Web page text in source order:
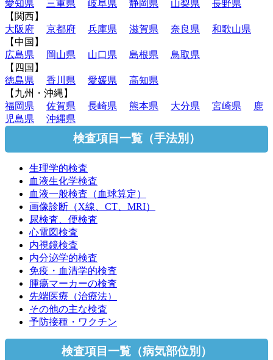
愛知県
三重県 岐阜県 静岡県 山梨県
長野県
【関西】
大阪府
京都府 兵庫県 滋賀県 奈良県
和歌山県
【中国】
広島県
岡山県 山口県 島根県
鳥取県
【四国】
徳島県
香川県 愛媛県
高知県
【九州・沖縄】
福岡県
佐賀県 長崎県 熊本県 大分県 宮崎県
鹿
児島県
沖縄県
検査項目一覧（手法別）
生理学的検査
血液生化学検査
血液一般検査（血球算定）
画像診断（X線、CT、MRI）
尿検査、便検査
心電図検査
内視鏡検査
内分泌学的検査
免疫・血清学的検査
腫瘍マーカーの検査
先端医療（治療法）
その他の主な検査
予防接種・ワクチン
検査項目一覧（病気部位別）